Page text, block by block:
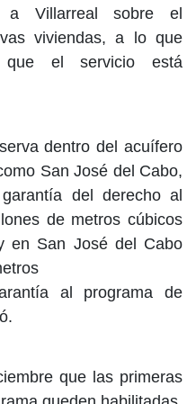
a Villarreal sobre el
viviendas, a lo que
que el servicio está
dentro del acuífero
San José del Cabo,
del derecho al
de metros cúbicos
en San José del Cabo
al programa de
que las primeras